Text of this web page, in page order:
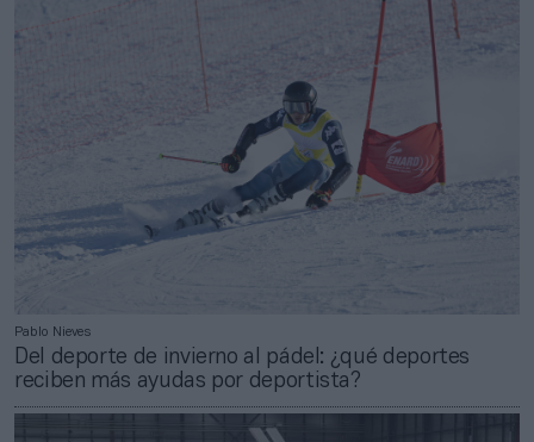
Pablo Nieves
Del deporte de invierno al pádel: ¿qué deportes
reciben más ayudas por deportista?